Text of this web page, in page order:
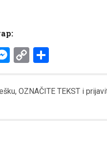
Messenger
CopyShare
OZNAČITE TEKST i